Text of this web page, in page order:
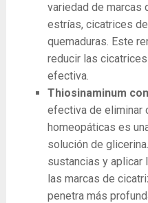
variedad de marcas
estrías, cicatrices
quemaduras. Este
reducir las
efectiva.
Thiosinaminum
efectiva de eliminar
homeopáticas es
solución de
sustancias y aplicar
las marcas de
penetra más